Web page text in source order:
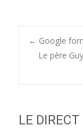
← Google
Le père
LE DIRECT